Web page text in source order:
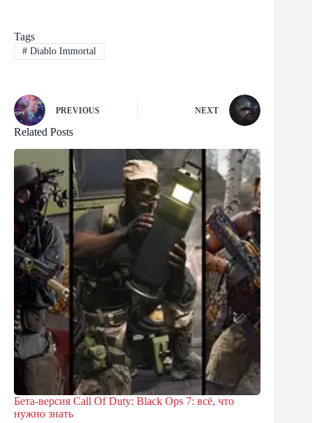
Tags
#Diablo Immortal
PREVIOUS NEXT
Related Posts
Бета-версия Call Of Duty: Black Ops 7: всё, что
нужно знать